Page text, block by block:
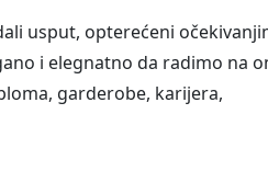
usput, opterećeni
i elegnatno da radimo na
garderobe, karijera,